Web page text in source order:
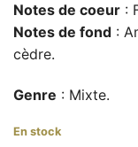
Notes de coeur :
Notes de fond :
cèdre.
Genre : Mixte.
En stock